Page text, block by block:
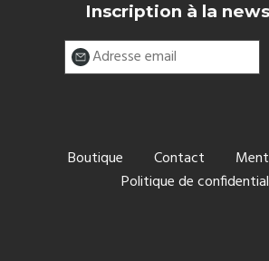
Inscription à la
Boutique Contact
Politique de